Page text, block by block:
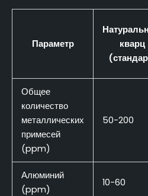
Параметр
кварц
Общее
количество
металлических
примесей
(ppm)
50-200
Алюминий
(ppm)
10-60